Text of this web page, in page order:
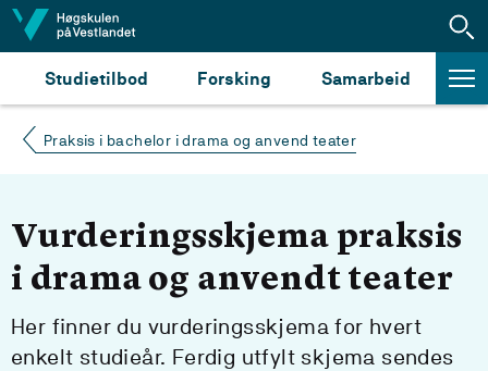
Hopp til innhald
Studietilbod Forsking Samarbeid
Praksis i bachelor i drama og anvend teater
Vurderingsskjema praksis
i drama og anvendt teater
Her finner du vurderingsskjema for hvert
enkelt studieår. Ferdig utfylt skjema sendes